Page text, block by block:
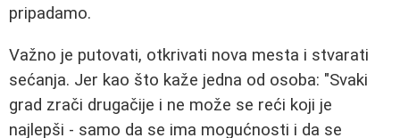
pripadamo.
Važno je putovati, otkrivati nova mesta i stvarati
sećanja. Jer kao što kaže jedna od osoba: "Svaki
grad zrači drugačije i ne može se reći koji je
najlepši - samo da se ima mogućnosti i da se